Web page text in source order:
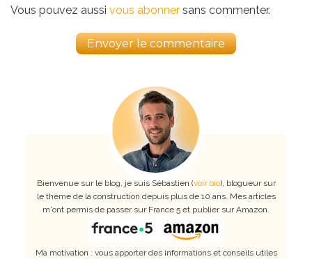
Vous pouvez aussi vous abonner sans commenter.
Bienvenue sur le blog, je suis Sébastien (voir bio), blogueur sur
le thème de la construction depuis plus de 10 ans. Mes articles
m'ont permis de passer sur France 5 et publier sur Amazon.
Ma motivation : vous apporter des informations et conseils utiles